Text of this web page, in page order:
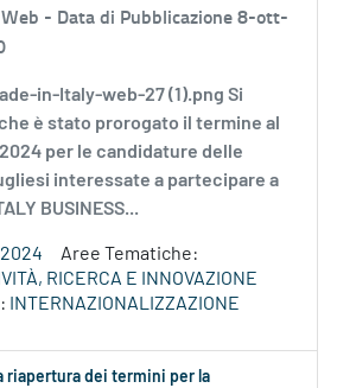
- Data di Pubblicazione 8-ott-
in-Italy-web-27 (1).png Si
è stato prorogato il termine al
per le candidature delle
interessate a partecipare a
BUSINESS...
2024
Aree Tematiche:
RICERCA E INNOVAZIONE
INTERNAZIONALIZZAZIONE
riapertura dei termini per la